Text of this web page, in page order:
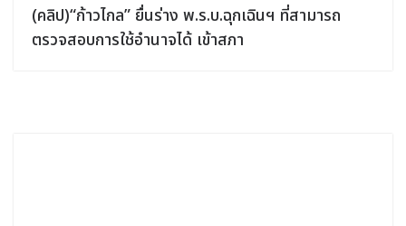
(คลิป)“ก้าวไกล” ยื่นร่าง พ.ร.บ.ฉุกเฉินฯ ที่สามารถ
ตรวจสอบการใช้อำนาจได้ เข้าสภา